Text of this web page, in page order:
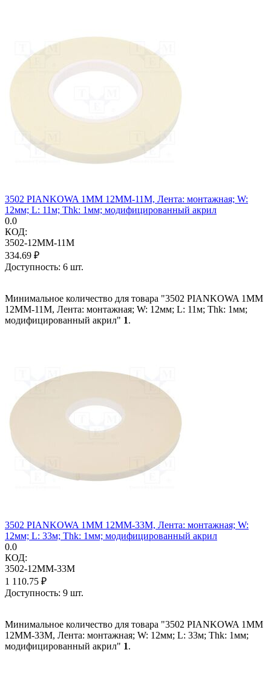
3502 PIANKOWA 1MM 12MM-11M, Лента: монтажная; W:
12мм; L: 11м; Thk: 1мм; модифицированный акрил
0.0
КОД:
3502-12MM-11M
334.69 ₽
Доступность: 6 шт.
Минимальное количество для товара "3502 PIANKOWA 1MM
12MM-11M, Лента: монтажная; W: 12мм; L: 11м; Thk: 1мм;
модифицированный акрил" 1.
3502 PIANKOWA 1MM 12MM-33M, Лента: монтажная; W:
12мм; L: 33м; Thk: 1мм; модифицированный акрил
0.0
КОД:
3502-12MM-33M
1 110.75 ₽
Доступность: 9 шт.
Минимальное количество для товара "3502 PIANKOWA 1MM
12MM-33M, Лента: монтажная; W: 12мм; L: 33м; Thk: 1мм;
модифицированный акрил" 1.